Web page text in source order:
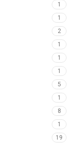
1
1
2
1
1
1
5
1
8
1
19